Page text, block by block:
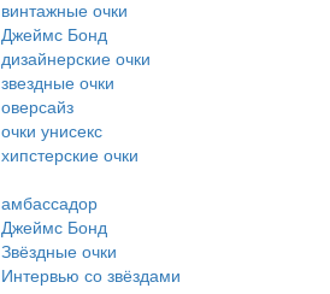
винтажные очки
Джеймс Бонд
дизайнерские очки
звездные очки
оверсайз
очки унисекс
хипстерские очки
амбассадор
Джеймс Бонд
Звёздные очки
Интервью со звёздами